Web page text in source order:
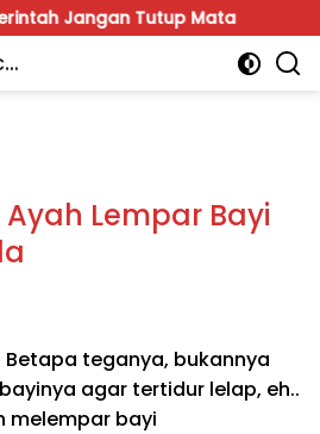
Tutup Mata Tegur
Ayah Lempar Bayi
teganya, bukannya
agar tertidur lelap, eh..
melempar bayi